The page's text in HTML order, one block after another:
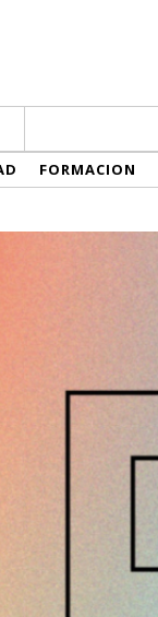
FORMACION